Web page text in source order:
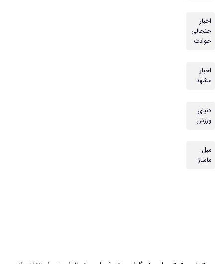
اخبار
جنجالی
حوادث
اخبار
مشهد
دنیای
ورزش
مبل
ماساژ